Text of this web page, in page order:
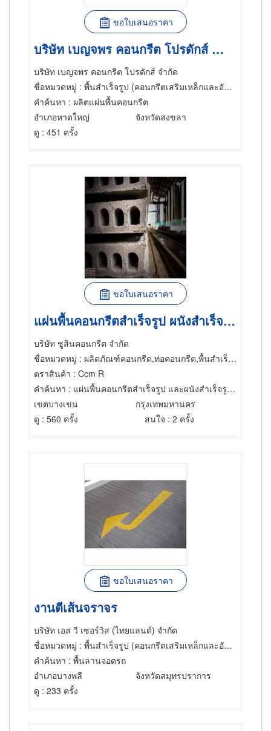
ขอใบเสนอราคา
บริษัท เบญจพร คอนกรีต โปรดักส์ จำกัด
บริษัท เบญจพร คอนกรีต โปรดักส์ จำกัด
ชื่อหมวดหมู่ : พื้นสำเร็จรูป (คอนกรีตเสริมเหล็กและอัดแรง)
คำค้นหา : ผลิตแผ่นพื้นคอนกรีต
อำเภอหาดใหญ่
จังหวัดสงขลา
ดู : 451 ครั้ง
ขอใบเสนอราคา
แผ่นพื้นคอนกรีตสำเร็จรูป ผนังสำเร็จรูป ผลิตภัณฑ์คอนกรีต
บริษัท ชูสินคอนกรีต จำกัด
ชื่อหมวดหมู่ : ผลิตภัณฑ์คอนกรีต,ท่อคอนกรีต,พื้นสำเร็จรูป (คอนกรีตเสริมเหล็กและอัดแรง)
ตราสินค้า : Ccm R
คำค้นหา : แผ่นพื้นคอนกรีตสำเร็จรูป และผนังสำเร็จรูปอัดแรงชนิดกลวง
เขตบางเขน
กรุงเทพมหานคร
ดู : 560 ครั้ง สนใจ : 2 ครั้ง
ขอใบเสนอราคา
งานตีเส้นจราจร
บริษัท เอส วี เซอร์วิส (ไทยแลนด์) จำกัด
ชื่อหมวดหมู่ : พื้นสำเร็จรูป (คอนกรีตเสริมเหล็กและอัดแรง)
คำค้นหา : พื้นลานจอดรถ
อำเภอบางพลี
จังหวัดสมุทรปราการ
ดู : 233 ครั้ง